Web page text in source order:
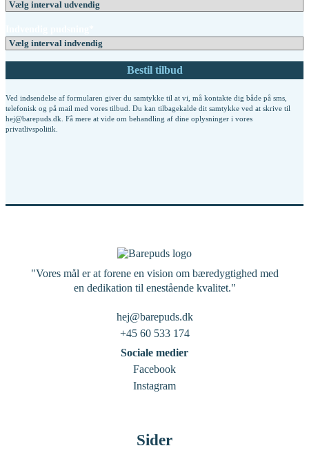
Ved indsendelse af formularen giver du samtykke til at vi, må kontakte dig både på sms,
telefonisk og på mail med vores tilbud. Du kan tilbagekalde dit samtykke ved at skrive til
hej@barepuds.dk. Få mere at vide om behandling af dine oplysninger i vores
privatlivspolitik
"Vores mål er at forene en vision om bæredygtighed med
en dedikation til enestående kvalitet."
hej@barepuds.dk
+45 60 533 174
Sociale medier
Facebook
Instagram
Sider